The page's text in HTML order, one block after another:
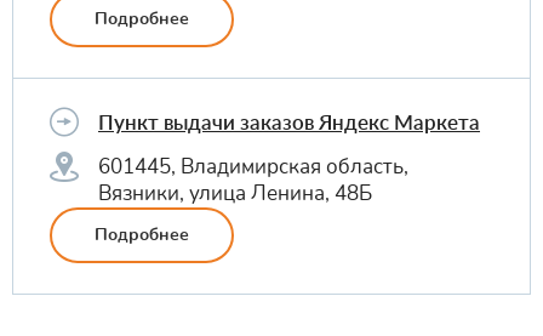
Подробнее
Пункт выдачи заказов Яндекс Маркета
601445, Владимирская область,
Вязники, улица Ленина, 48Б
Подробнее